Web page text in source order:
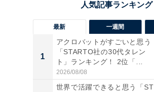
最新 一週間
1
アクロバットがすごいと思う
「STARTO社の30代タレン
ト」ランキング！ 2位「...
2026/08/08
世界で活躍できると思う「ST